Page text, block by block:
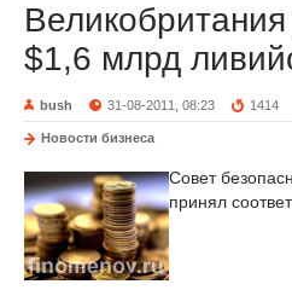
$1,6 млрд
bush 31-08-2011, 08:23 1414
Новости бизнеса
Совет
принял